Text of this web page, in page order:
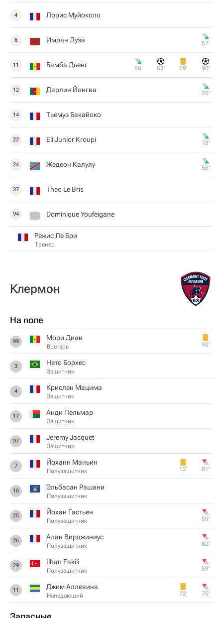
4 Лорис Муйоколо
6 Имран Луза 57‎’‎
11 Бамба Дьенг 56‎’‎ 63‎’‎ 69‎’‎ 90‎’‎
12 Дарлин Йонгва 20‎’‎
14 Тьемуэ Бакайоко
22 Eli Junior Kroupi 78‎’‎
24 Жедеон Калулу 56‎’‎
37 Theo Le Bris
94 Dominique Youfeigane
Режис Ле Бри
Тренер
Клермон
На поле
99 Мори Диав
Вратарь 90‎’‎
3 Нето Борхес
Защитник
4 Крислен Мацима
Защитник
17 Анди Пельмар
Защитник
97 Jeremy Jacquet
Защитник
7 Йоханн Маньин
Полузащитник 12‎’‎ 81‎’‎
18 Эльбасан Рашани
Полузащитник
25 Йохан Гастьен
Полузащитник 59‎’‎
26 Алан Вирджиниус
Полузащитник 82‎’‎
29 Ilhan Fakili
Полузащитник 59‎’‎
11 Джим Аллевина
Нападающий 72‎’‎ 75‎’‎